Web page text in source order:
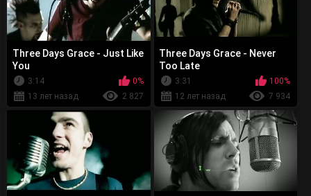
Three Days Grace - Just Like
You
3:14
0%
13 лет назад
2 827
Three Days Grace - Never
Too Late
3:31
100%
12 лет назад
7 934